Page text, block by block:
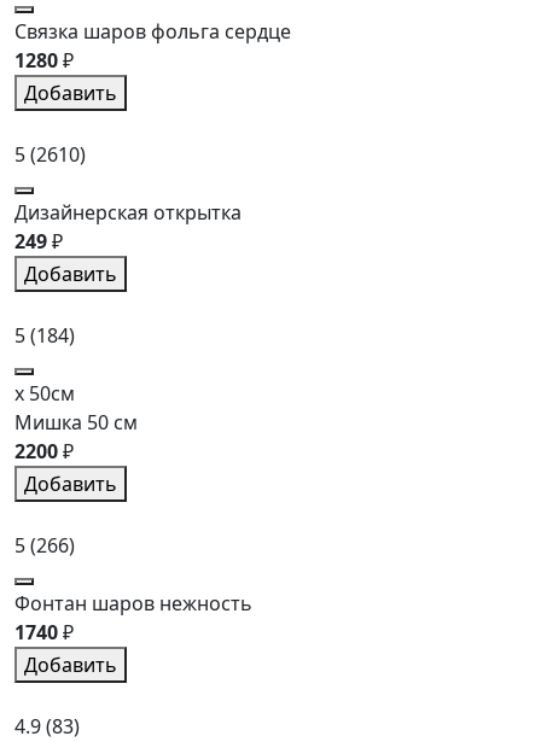
Связка шаров фольга сердце
1280₽
Добавить
5(2610)
Дизайнерская открытка
249₽
Добавить
5(184)
x 50см
Мишка 50 см
2200₽
Добавить
5(266)
Фонтан шаров нежность
1740₽
Добавить
4.9(83)